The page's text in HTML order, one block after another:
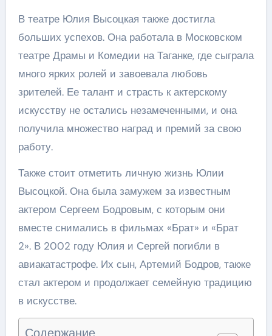
В театре Юлия Высоцкая также достигла
больших успехов. Она работала в Московском
театре Драмы и Комедии на Таганке, где сыграла
много ярких ролей и завоевала любовь
зрителей. Ее талант и страсть к актерскому
искусству не остались незамеченными, и она
получила множество наград и премий за свою
работу.
Также стоит отметить личную жизнь Юлии
Высоцкой. Она была замужем за известным
актером Сергеем Бодровым, с которым они
вместе снимались в фильмах «Брат» и «Брат
2». В 2002 году Юлия и Сергей погибли в
авиакатастрофе. Их сын, Артемий Бодров, также
стал актером и продолжает семейную традицию
в искусстве.
Содержание